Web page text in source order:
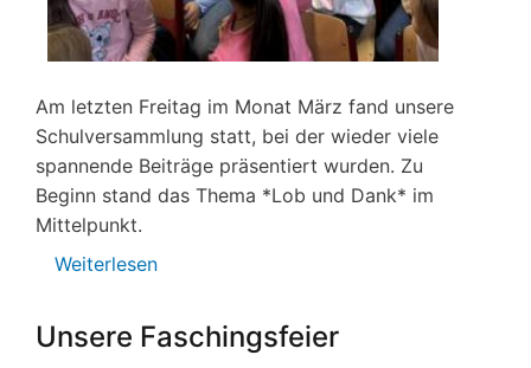
Am letzten Freitag im Monat März fand unsere
Schulversammlung statt, bei der wieder viele
spannende Beiträge präsentiert wurden. Zu
Beginn stand das Thema *Lob und Dank* im
Mittelpunkt.
Weiterlesen
März
Unsere Faschingsfeier